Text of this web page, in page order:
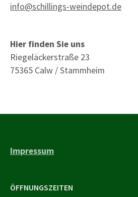
info@schillings-weindepot.de
Hier finden Sie uns
Riegeläckerstraße 23
75365 Calw / Stammheim
Impressum
ÖFFNUNGSZEITEN